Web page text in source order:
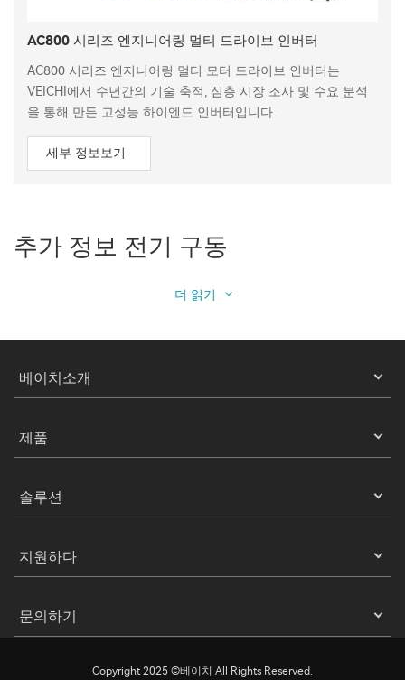
AC800 시리즈 엔지니어링 멀티 드라이브 인버터
AC800 시리즈 엔지니어링 멀티 모터 드라이브 인버터는
VEICHI에서 수년간의 기술 축적, 심층 시장 조사 및 수요 분석
을 통해 만든 고성능 하이엔드 인버터입니다.
세부 정보보기
추가 정보 전기 구동
더 읽기
베이치소개
제품
솔루션
지원하다
문의하기
Copyright 2025 ©베이치 All Rights Reserved.